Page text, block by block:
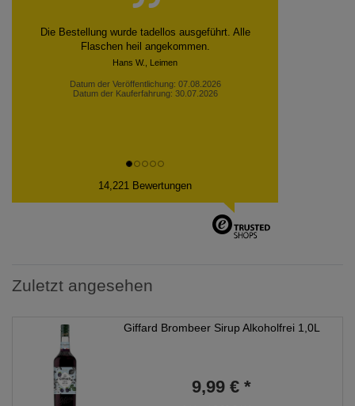
Sehr schnelle lieferung. Dankeschön
Datum der Kauferfahrung: 30.07.2026
14,221 Bewertungen
Zuletzt angesehen
Giffard Brombeer Sirup Alkoholfrei 1,0L
9,99 € *